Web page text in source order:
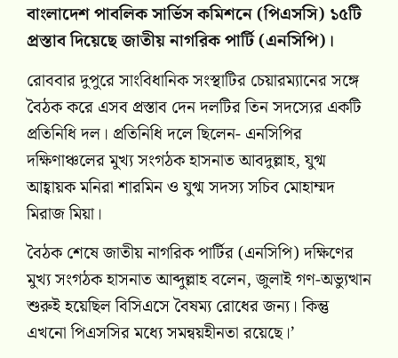
বাংলাদেশ পাবলিক সার্ভিস কমিশনে (পিএসসি) ১৫টি
প্রস্তাব দিয়েছে জাতীয় নাগরিক পার্টি (এনসিপি)।
রোববার দুপুরে সাংবিধানিক সংস্থাটির চেয়ারম্যানের সঙ্গে
বৈঠক করে এসব প্রস্তাব দেন দলটির তিন সদস্যের একটি
প্রতিনিধি দল। প্রতিনিধি দলে ছিলেন- এনসিপির
দক্ষিণাঞ্চলের মুখ্য সংগঠক হাসনাত আবদুল্লাহ, যুগ্ম
আহ্বায়ক মনিরা শারমিন ও যুগ্ম সদস্য সচিব মোহাম্মদ
মিরাজ মিয়া।
বৈঠক শেষে জাতীয় নাগরিক পার্টির (এনসিপি) দক্ষিণের
মুখ্য সংগঠক হাসনাত আব্দুল্লাহ বলেন, জুলাই গণ-অভ্যুত্থান
শুরুই হয়েছিল বিসিএসে বৈষম্য রোধের জন্য। কিন্তু
এখনো পিএসসির মধ্যে সমন্বয়হীনতা রয়েছে।’